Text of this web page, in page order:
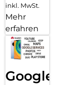
inkl. MwSt.
Mehr
erfahren
Google